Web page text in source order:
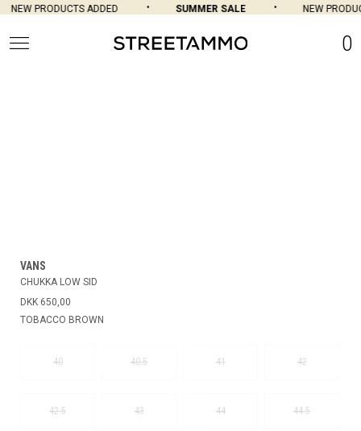
NEW PRODUCTS ADDED SUMMER SALE NEW
0
VANS
CHUKKA LOW SID
DKK 650,00
TOBACCO BROWN
40 40.5 41 42
42.5 43 44 44.5